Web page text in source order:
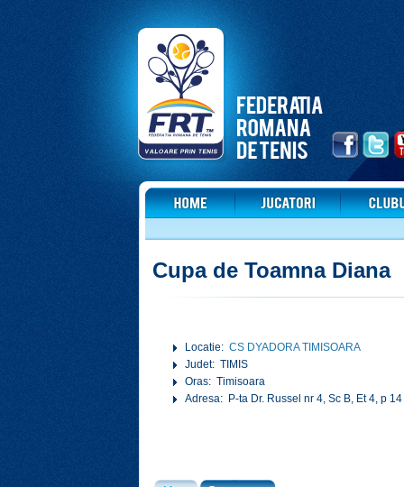
Cupa de Toamna Diana
Locatie:CS DYADORA TIMISOARA
Judet: TIMIS
Oras: Timisoara
Adresa: P-ta Dr. Russel nr 4, Sc B, Et 4, p 14